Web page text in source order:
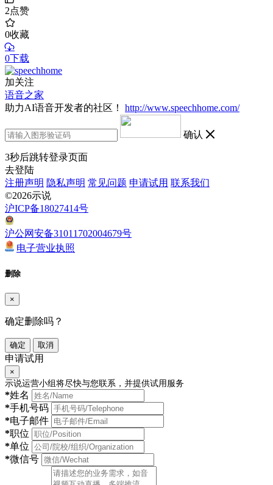
2点赞
0收藏
0下载
加关注
语音之家
助力AI语音开发者的社区！
http://www.speechhome.com/
确认
3秒后跳转登录页面
去登陆
注册声明 隐私声明 常见问题 申请试用 联系我们
©2026示说
沪ICP备18027414号
沪公网安备31011702004679号
电子营业执照
删除
×
确定删除吗？
确定 取消
申请试用
×
示说运营小组将尽快与您联系，并提供试用服务
*姓名
*手机号码
*电子邮件
*职位
*单位
*微信号